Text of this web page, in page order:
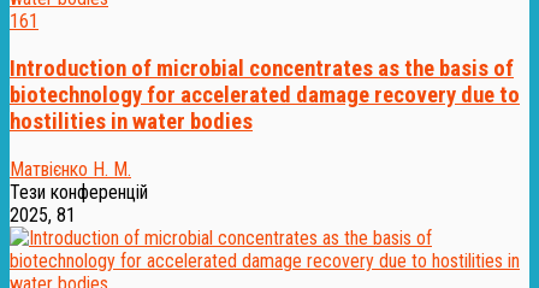
161
Introduction of microbial concentrates as the basis of
biotechnology for accelerated damage recovery due to
hostilities in water bodies
Матвієнко Н. М.
Тези конференцій
2025, 81